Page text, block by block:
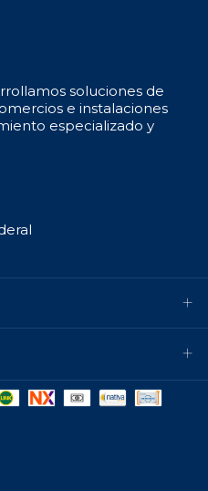
soluciones de
e instalaciones
especializado y